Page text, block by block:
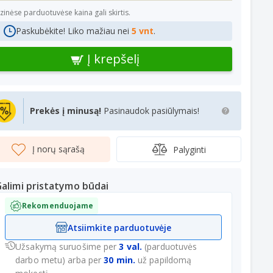
parduotuvėse kaina gali skirtis.
Paskubėkite! Liko mažiau nei 5 vnt.
Į krepšelį
Prekės į minusą! Pasinaudok pasiūlymais!
Į norų sąrašą Palyginti
pristatymo būdai
Rekomenduojame
Atsiimkite parduotuvėje
Užsakymą suruošime per3 val. (parduotuvės
darbo metu) arba per30 min. už papildomą